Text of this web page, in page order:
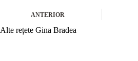
ANTERIOR
Alte rețete Gina Bradea